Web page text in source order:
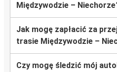
Międzywodzie –
Jak mogę zapłacić za
trasie Międzywodzie –
Czy mogę śledzić mój